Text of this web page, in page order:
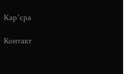
·Кар’єра
·Контакт